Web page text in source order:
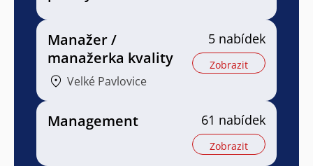
Manažer /
manažerka kvality
Velké Pavlovice
5 nabídek
Zobrazit
Management 61 nabídek
Zobrazit